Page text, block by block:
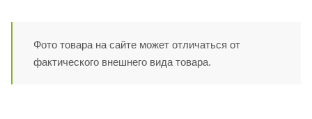
Фото товара на сайте может отличаться от
фактического внешнего вида товара.